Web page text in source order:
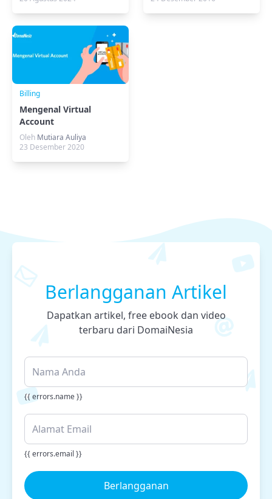
Billing
Mengenal Virtual
Account
Oleh Mutiara Auliya
23 Desember 2020
Berlangganan Artikel
Dapatkan artikel, free ebook dan video
terbaru dari DomaiNesia
{{ errors.name }}
{{ errors.email }}
Berlangganan